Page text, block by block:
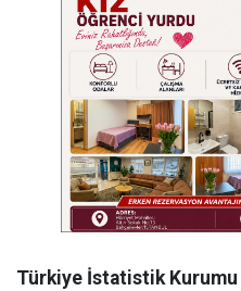
Türkiye İstatistik Kurumu